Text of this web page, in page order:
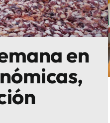
en